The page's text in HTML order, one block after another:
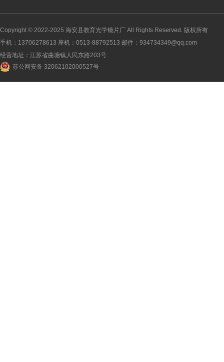
Copyright © 2022-2025 海安县教育光学镜片厂 All Rights Reserved. 版权所有
手机：13706278613 座机：0513-88792513 邮件：934734349@qq.com
经营地址：江苏省曲塘镇人民东路203号
苏公网安备 32062102000527号